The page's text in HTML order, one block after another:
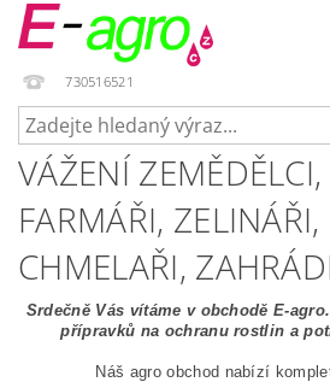
730516521
VÁŽENÍ ZEMĚDĚLCI,
FARMÁŘI,
CHMELAŘI,
Srdečně Vás vítáme v obchodě E-
přípravků na ochranu rostlin a
Náš agro obchod nabízí